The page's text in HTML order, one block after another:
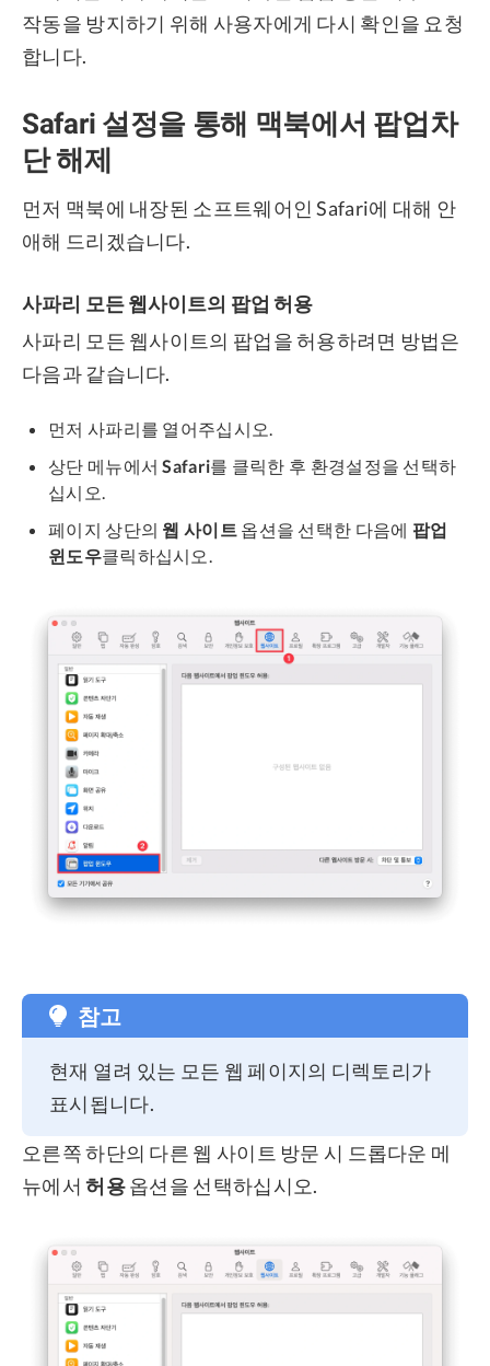
작동을 방지하기 위해 사용자에게 다시 확인을 요청
합니다.
Safari 설정을 통해 맥북에서 팝업차
단 해제
먼저 맥북에 내장된 소프트웨어인 Safari에 대해 안
애해 드리겠습니다.
사파리 모든 웹사이트의 팝업 허용
사파리 모든 웹사이트의 팝업을 허용하려면 방법은
다음과 같습니다.
먼저 사파리를 열어주십시오.
상단 메뉴에서Safari를 클릭한 후 환경설정을 선택하
십시오.
페이지 상단의 웹 사이트옵션을 선택한 다음에 팝업
윈도우클릭하십시오.
참고
현재 열려 있는 모든 웹 페이지의 디렉토리가
표시됩니다.
오른쪽 하단의 다른 웹 사이트 방문 시 드롭다운 메
뉴에서허용옵션을 선택하십시오.